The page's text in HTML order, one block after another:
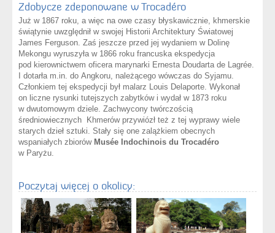
Zdobycze zdeponowane w Trocadéro
Już w 1867 roku, a więc na owe czasy błyskawicznie, khmerskie
świątynie uwzględnił w swojej Historii Architektury Światowej
James Ferguson. Zaś jeszcze przed jej wydaniem w Dolinę
Mekongu wyruszyła w 1866 roku francuska ekspedycja
pod kierownictwem oficera marynarki Ernesta Doudarta de Lagrée.
I dotarła m.in. do Angkoru, należącego wówczas do Syjamu.
Członkiem tej ekspedycji był malarz Louis Delaporte. Wykonał
on liczne rysunki tutejszych zabytków i wydał w 1873 roku
w dwutomowym dziele. Zachwycony twórczością
średniowiecznych Khmerów przywiózł też z tej wyprawy wiele
starych dzieł sztuki. Stały się one zalążkiem obecnych
wspaniałych zbiorów Musée Indochinois du Trocadéro
w Paryżu.
Poczytaj więcej o okolicy: